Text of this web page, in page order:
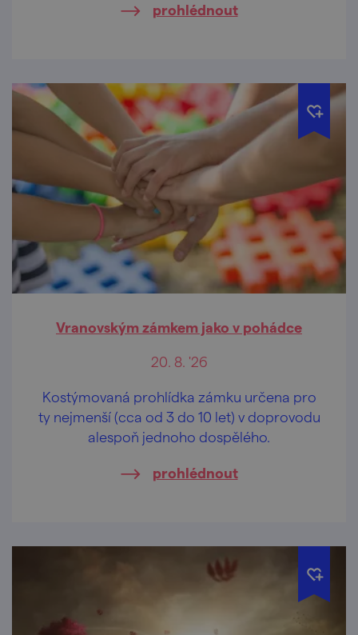
prohlédnout
Vranovským zámkem jako v pohádce
20. 8. '26
Kostýmovaná prohlídka zámku určena pro
ty nejmenší (cca od 3 do 10 let) v doprovodu
alespoň jednoho dospělého.
prohlédnout